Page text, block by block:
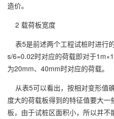
造价。
2 载荷板宽度
表5是前述两个工程试桩时进行
s/6=0.02时对应的荷载即对于
为20mm、40mm时对应的荷载。
从表5可以看出，按相对变形值
度大的荷载板得到的特征值要大
板，由于试桩区面积小，所以并